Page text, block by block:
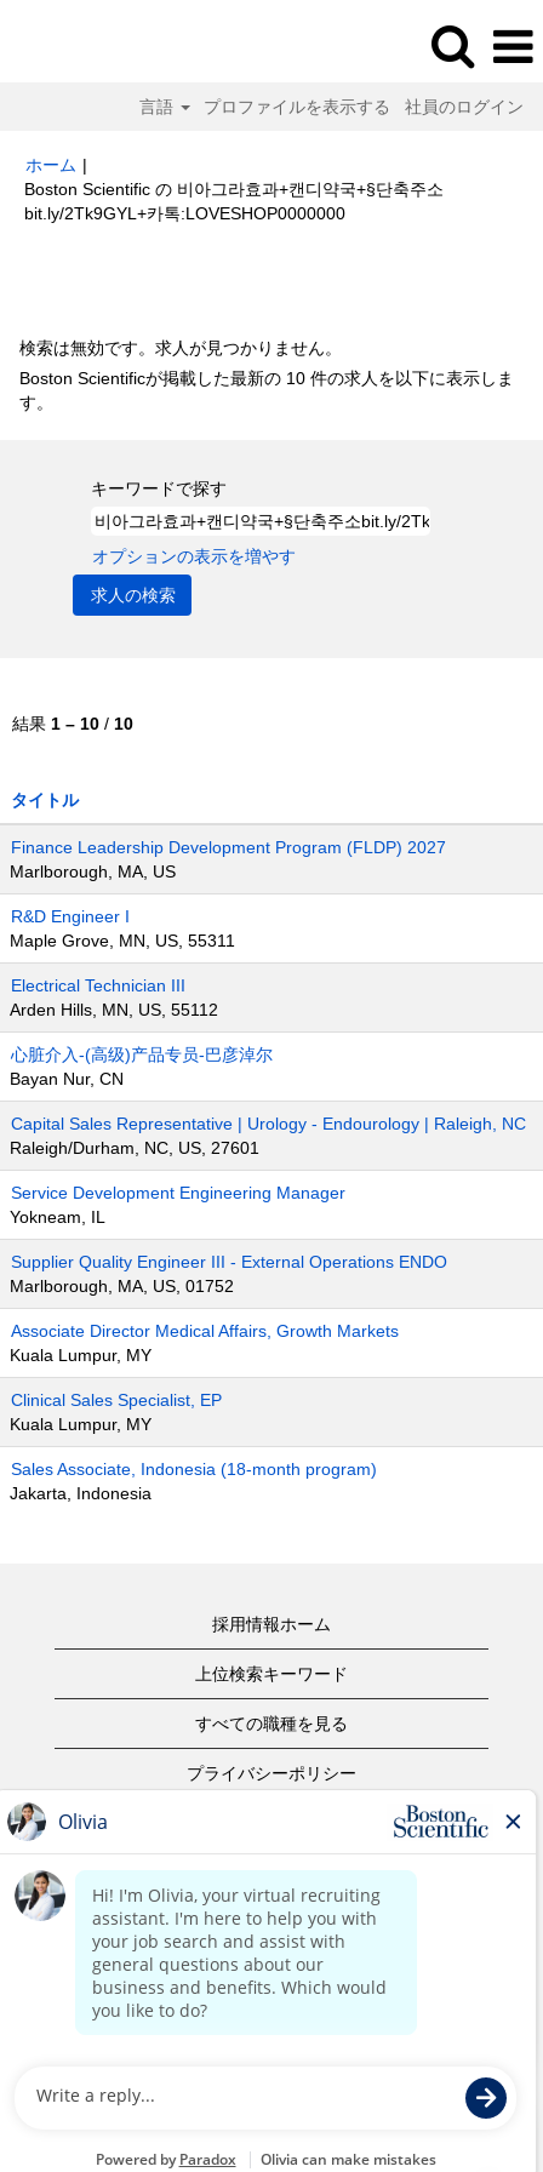
言語 プロファイルを表示する 社員のログイン
ホーム |
Boston Scientific の 비아그라효과+캔디약국+§단축주소
bit.ly/2Tk9GYL+카톡:LOVESHOP0000000(現
検索は無効です。求人が見つかりません。
Boston Scientificが掲載した最新の 10 件の求人を以下に表示しま
す。
キーワードで探す
オプションの表示を増やす
結果 1 – 10 / 10
タイトル
Finance Leadership Development Program (FLDP) 2027
Marlborough, MA, US
R&D Engineer I
Maple Grove, MN, US, 55311
Electrical Technician III
Arden Hills, MN, US, 55112
心脏介入-(高级)产品专员-巴彦淖尔
Bayan Nur, CN
Capital Sales Representative | Urology - Endourology | Raleigh, NC
Raleigh/Durham, NC, US, 27601
Service Development Engineering Manager
Yokneam, IL
Supplier Quality Engineer III - External Operations ENDO
Marlborough, MA, US, 01752
Associate Director Medical Affairs, Growth Markets
Kuala Lumpur, MY
Clinical Sales Specialist, EP
Kuala Lumpur, MY
Sales Associate, Indonesia (18-month program)
Jakarta, Indonesia
採用情報ホーム
上位検索キーワード
すべての職種を見る
プライバシーポリシー
著作権表示
お問合せ
ボストン・サイエンティフィックウェブサイトホーム
©2017 Boston Scientific or its affiliates. All rights reserved.